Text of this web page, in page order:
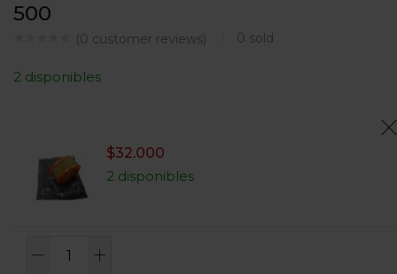
500
(0 customer reviews) 0 sold
2 disponibles
$32.000
2 disponibles